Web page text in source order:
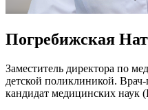
Погребижская
Заместитель директора по
детской поликлиникой.
кандидат медицинских